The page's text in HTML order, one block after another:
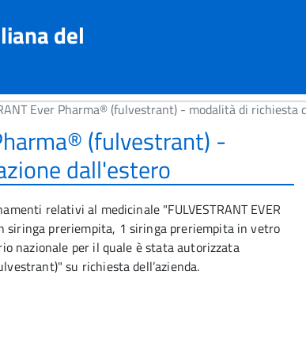
del
Ever Pharma® (fulvestrant) - modalità di
(fulvestrant) -
dall'estero
relativi al medicinale "FULVESTRANT EVER
siringa preriempita, 1 siringa preriempita in vetro
nazionale per il quale è stata autorizzata
su richiesta dell’azienda.